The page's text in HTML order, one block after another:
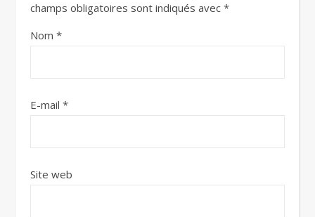
champs obligatoires sont indiqués avec *
Nom *
E-mail *
Site web